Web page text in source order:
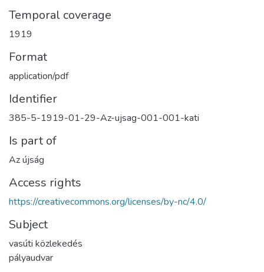
Temporal coverage
1919
Format
application/pdf
Identifier
385-5-1919-01-29-Az-ujsag-001-001-kati
Is part of
Az újság
Access rights
https://creativecommons.org/licenses/by-nc/4.0/
Subject
vasúti közlekedés
pályaudvar